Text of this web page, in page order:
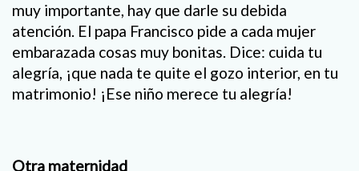
muy importante, hay que darle su debida
atención. El papa Francisco pide a cada mujer
embarazada cosas muy bonitas. Dice: cuida tu
alegría, ¡que nada te quite el gozo interior, en tu
matrimonio! ¡Ese niño merece tu alegría!
Otra maternidad